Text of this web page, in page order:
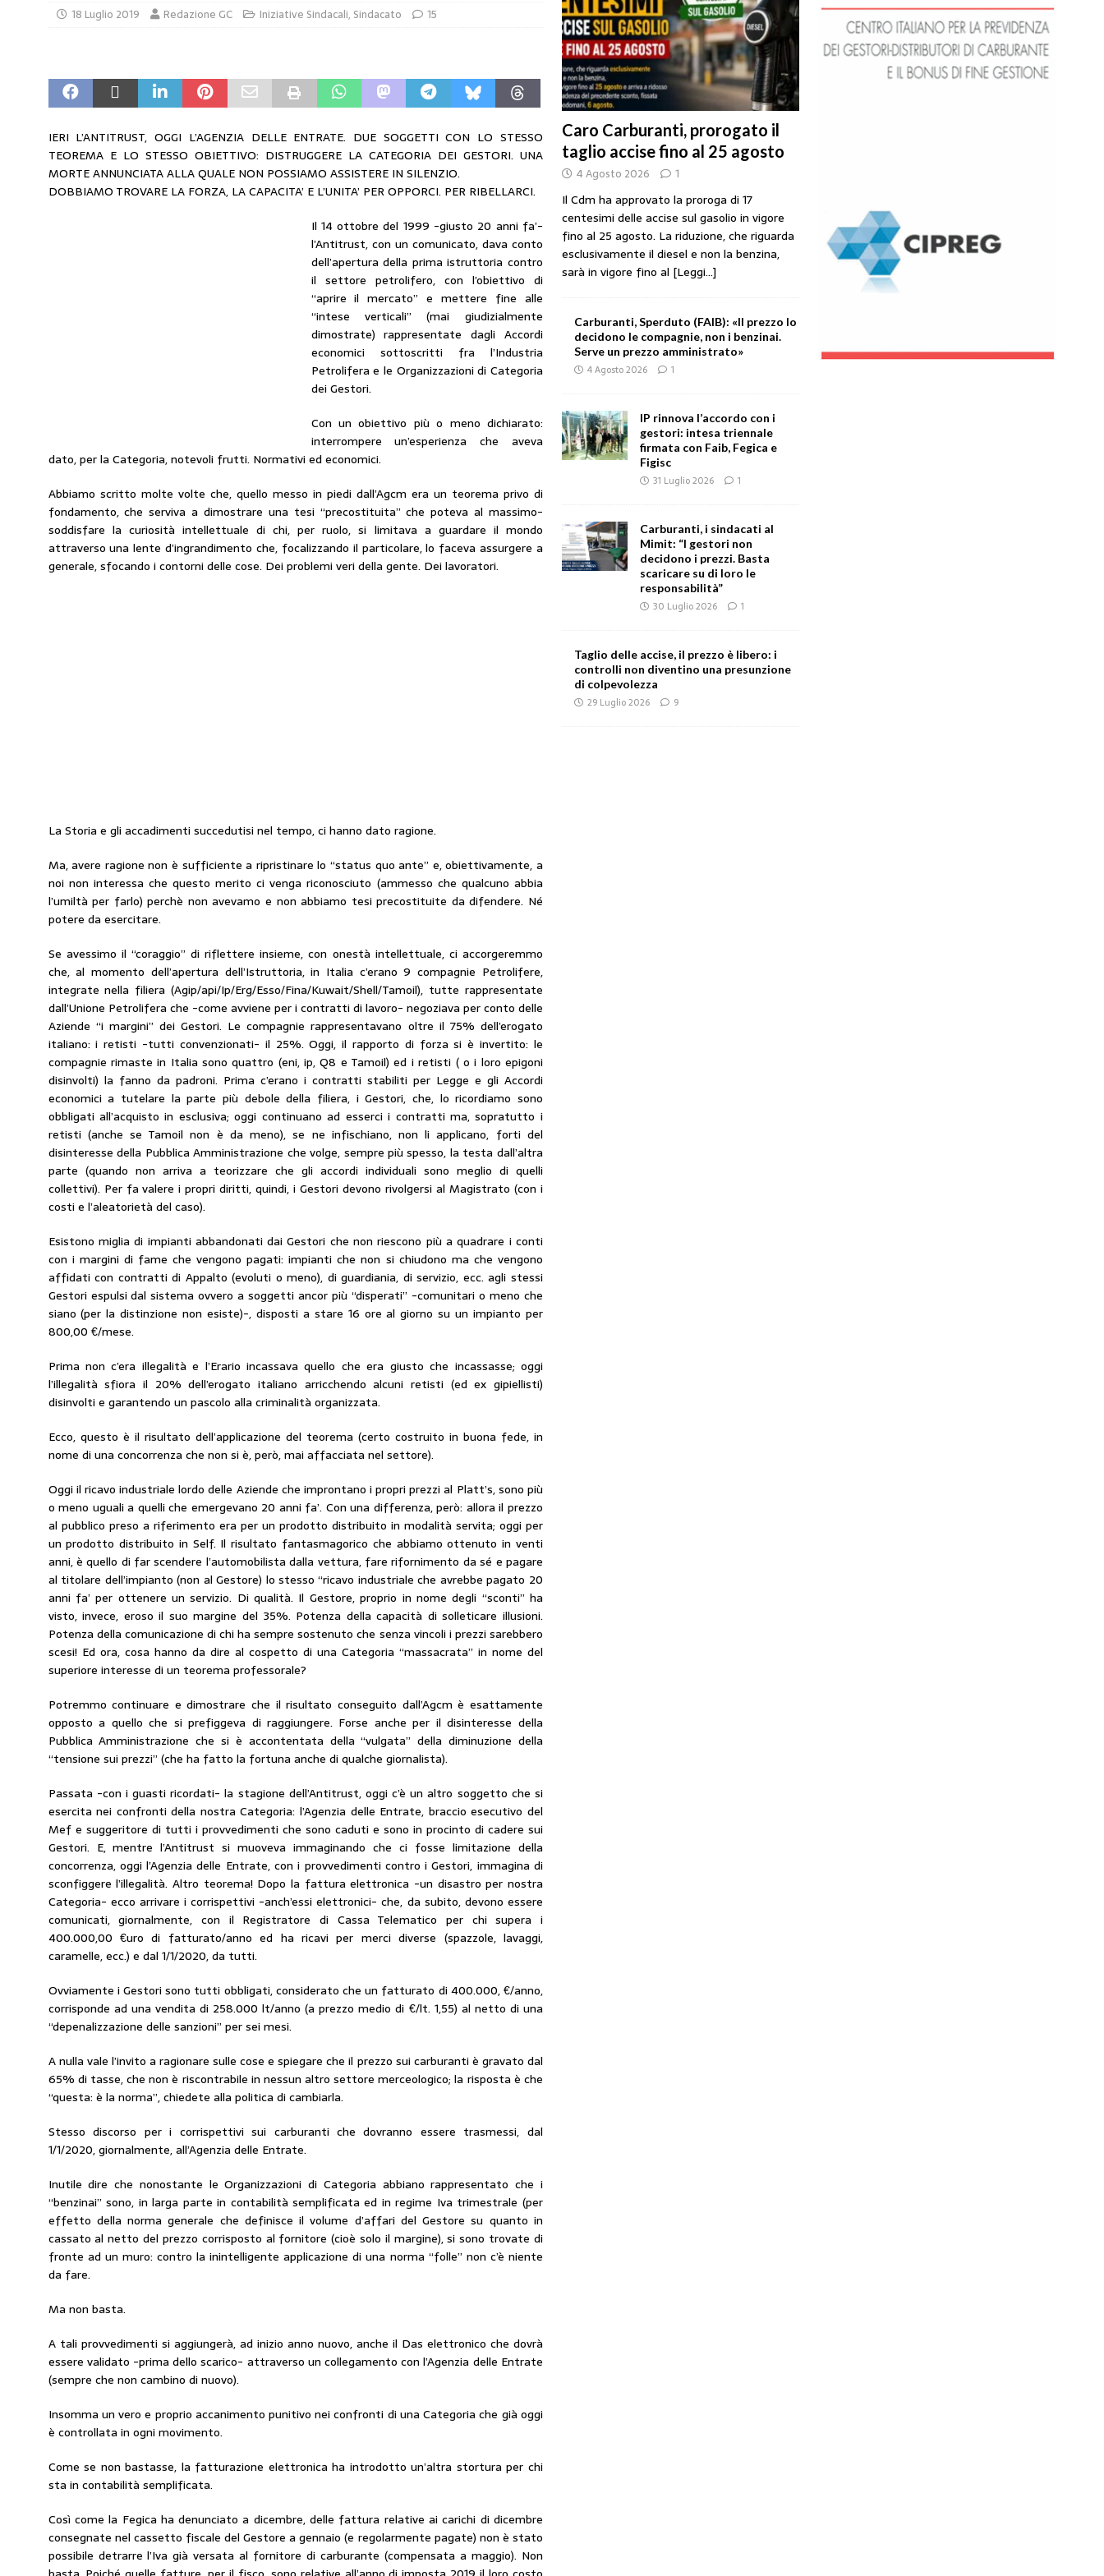
responsabilità”
COMUNICATI STAMPA
Taglio delle accise, il prezzo è libero: i controlli non diventino una presunzione di colpevolezza
[ 29 Luglio 2026 ]
Enilive accelera gli utili: profitti più che raddoppiati mentre cresce la rete carburanti
COMPAGNIE
[ 27 Luglio 2026 ]
Taglio accise, il Cdm approva il decreto: sconto di 17 centesimi solo sul diesel fino al 6 agosto
MERCATO PREZZI CARBURANTI
“Da ‘Qui ci puoi fare anche benzina’ a ‘Qui la benzina non c’è’: l’emergenza approvvigionamenti
EDITORIALI
18 Luglio 2019 Redazione GC Iniziative Sindacali, Sindacato 15
IERI L’ANTITRUST, OGGI L’AGENZIA DELLE ENTRATE. DUE SOGGETTI CON LO STESSO
TEOREMA E LO STESSO OBIETTIVO: DISTRUGGERE LA CATEGORIA DEI GESTORI. UNA
MORTE ANNUNCIATA ALLA QUALE NON POSSIAMO ASSISTERE IN SILENZIO.
DOBBIAMO TROVARE LA FORZA, LA CAPACITA’ E L’UNITA’ PER OPPORCI. PER RIBELLARCI.
Il 14 ottobre del 1999 -giusto 20 anni fa’-
l’Antitrust, con un comunicato, dava conto
dell’apertura della prima istruttoria contro
il settore petrolifero, con l’obiettivo di
“aprire il mercato” e mettere fine alle
“intese verticali” (mai giudizialmente
dimostrate) rappresentate dagli Accordi
economici sottoscritti fra l’Industria
Petrolifera e le Organizzazioni di Categoria
dei Gestori.
Con un obiettivo più o meno dichiarato:
interrompere un’esperienza che aveva
dato, per la Categoria, notevoli frutti. Normativi ed economici.
Abbiamo scritto molte volte che, quello messo in piedi dall’Agcm era un teorema privo di
fondamento, che serviva a dimostrare una tesi “precostituita” che poteva al massimo-
soddisfare la curiosità intellettuale di chi, per ruolo, si limitava a guardare il mondo
attraverso una lente d’ingrandimento che, focalizzando il particolare, lo faceva assurgere a
generale, sfocando i contorni delle cose. Dei problemi veri della gente. Dei lavoratori.
La Storia e gli accadimenti succedutisi nel tempo, ci hanno dato ragione.
Ma, avere ragione non è sufficiente a ripristinare lo “status quo ante” e, obiettivamente, a
noi non interessa che questo merito ci venga riconosciuto (ammesso che qualcuno abbia
l’umiltà per farlo) perchè non avevamo e non abbiamo tesi precostituite da difendere. Né
potere da esercitare.
Se avessimo il “coraggio” di riflettere insieme, con onestà intellettuale, ci accorgeremmo
che, al momento dell’apertura dell’Istruttoria, in Italia c’erano 9 compagnie Petrolifere,
integrate nella filiera (Agip/api/Ip/Erg/Esso/Fina/Kuwait/Shell/Tamoil), tutte rappresentate
dall’Unione Petrolifera che -come avviene per i contratti di lavoro- negoziava per conto delle
Aziende “i margini” dei Gestori. Le compagnie rappresentavano oltre il 75% dell’erogato
italiano: i retisti -tutti convenzionati- il 25%. Oggi, il rapporto di forza si è invertito: le
compagnie rimaste in Italia sono quattro (eni, ip, Q8 e Tamoil) ed i retisti ( o i loro epigoni
disinvolti) la fanno da padroni. Prima c’erano i contratti stabiliti per Legge e gli Accordi
economici a tutelare la parte più debole della filiera, i Gestori, che, lo ricordiamo sono
obbligati all’acquisto in esclusiva; oggi continuano ad esserci i contratti ma, sopratutto i
retisti (anche se Tamoil non è da meno), se ne infischiano, non li applicano, forti del
disinteresse della Pubblica Amministrazione che volge, sempre più spesso, la testa dall’altra
parte (quando non arriva a teorizzare che gli accordi individuali sono meglio di quelli
collettivi). Per fa valere i propri diritti, quindi, i Gestori devono rivolgersi al Magistrato (con i
costi e l’aleatorietà del caso).
Esistono miglia di impianti abbandonati dai Gestori che non riescono più a quadrare i conti
con i margini di fame che vengono pagati: impianti che non si chiudono ma che vengono
affidati con contratti di Appalto (evoluti o meno), di guardiania, di servizio, ecc. agli stessi
Gestori espulsi dal sistema ovvero a soggetti ancor più “disperati” -comunitari o meno che
siano (per la distinzione non esiste)-, disposti a stare 16 ore al giorno su un impianto per
800,00 €/mese.
Prima non c’era illegalità e l’Erario incassava quello che era giusto che incassasse; oggi
l’illegalità sfiora il 20% dell’erogato italiano arricchendo alcuni retisti (ed ex gipiellisti)
disinvolti e garantendo un pascolo alla criminalità organizzata.
Ecco, questo è il risultato dell’applicazione del teorema (certo costruito in buona fede, in
nome di una concorrenza che non si è, però, mai affacciata nel settore).
Oggi il ricavo industriale lordo delle Aziende che improntano i propri prezzi al Platt’s, sono più
o meno uguali a quelli che emergevano 20 anni fa’. Con una differenza, però: allora il prezzo
al pubblico preso a riferimento era per un prodotto distribuito in modalità servita; oggi per
un prodotto distribuito in Self. Il risultato fantasmagorico che abbiamo ottenuto in venti
anni, è quello di far scendere l’automobilista dalla vettura, fare rifornimento da sé e pagare
al titolare dell’impianto (non al Gestore) lo stesso “ricavo industriale che avrebbe pagato 20
anni fa’ per ottenere un servizio. Di qualità. Il Gestore, proprio in nome degli “sconti” ha
visto, invece, eroso il suo margine del 35%. Potenza della capacità di solleticare illusioni.
Potenza della comunicazione di chi ha sempre sostenuto che senza vincoli i prezzi sarebbero
scesi! Ed ora, cosa hanno da dire al cospetto di una Categoria “massacrata” in nome del
superiore interesse di un teorema professorale?
Potremmo continuare e dimostrare che il risultato conseguito dall’Agcm è esattamente
opposto a quello che si prefiggeva di raggiungere. Forse anche per il disinteresse della
Pubblica Amministrazione che si è accontentata della “vulgata” della diminuzione della
“tensione sui prezzi” (che ha fatto la fortuna anche di qualche giornalista).
Passata -con i guasti ricordati- la stagione dell’Antitrust, oggi c’è un altro soggetto che si
esercita nei confronti della nostra Categoria: l’Agenzia delle Entrate, braccio esecutivo del
Mef e suggeritore di tutti i provvedimenti che sono caduti e sono in procinto di cadere sui
Gestori. E, mentre l’Antitrust si muoveva immaginando che ci fosse limitazione della
concorrenza, oggi l’Agenzia delle Entrate, con i provvedimenti contro i Gestori, immagina di
sconfiggere l’illegalità. Altro teorema! Dopo la fattura elettronica -un disastro per nostra
Categoria- ecco arrivare i corrispettivi -anch’essi elettronici- che, da subito, devono essere
comunicati, giornalmente, con il Registratore di Cassa Telematico per chi supera i
400.000,00 €uro di fatturato/anno ed ha ricavi per merci diverse (spazzole, lavaggi,
caramelle, ecc.) e dal 1/1/2020, da tutti.
Ovviamente i Gestori sono tutti obbligati, considerato che un fatturato di 400.000, €/anno,
corrisponde ad una vendita di 258.000 lt/anno (a prezzo medio di €/lt. 1,55) al netto di una
“depenalizzazione delle sanzioni” per sei mesi.
A nulla vale l’invito a ragionare sulle cose e spiegare che il prezzo sui carburanti è gravato dal
65% di tasse, che non è riscontrabile in nessun altro settore merceologico; la risposta è che
“questa: è la norma”, chiedete alla politica di cambiarla.
Stesso discorso per i corrispettivi sui carburanti che dovranno essere trasmessi, dal
1/1/2020, giornalmente, all’Agenzia delle Entrate.
Inutile dire che nonostante le Organizzazioni di Categoria abbiano rappresentato che i
“benzinai” sono, in larga parte in contabilità semplificata ed in regime Iva trimestrale (per
effetto della norma generale che definisce il volume d’affari del Gestore su quanto in
cassato al netto del prezzo corrisposto al fornitore (cioè solo il margine), si sono trovate di
fronte ad un muro: contro la inintelligente applicazione di una norma “folle” non c’è niente
da fare.
Ma non basta.
A tali provvedimenti si aggiungerà, ad inizio anno nuovo, anche il Das elettronico che dovrà
essere validato -prima dello scarico- attraverso un collegamento con l’Agenzia delle Entrate
(sempre che non cambino di nuovo).
Insomma un vero e proprio accanimento punitivo nei confronti di una Categoria che già oggi
è controllata in ogni movimento.
Come se non bastasse, la fatturazione elettronica ha introdotto un’altra stortura per chi
sta in contabilità semplificata.
Così come la Fegica ha denunciato a dicembre, delle fattura relative ai carichi di dicembre
consegnate nel cassetto fiscale del Gestore a gennaio (e regolarmente pagate) non è stato
possibile detrarre l’Iva già versata al fornitore di carburante (compensata a maggio). Non
Caro Carburanti, prorogato il
taglio accise fino al 25 agosto
4 Agosto 2026 1
Il Cdm ha approvato la proroga di 17
centesimi delle accise sul gasolio in vigore
fino al 25 agosto. La riduzione, che riguarda
esclusivamente il diesel e non la benzina,
sarà in vigore fino al [Leggi...]
Carburanti, Sperduto (FAIB): «Il prezzo lo
decidono le compagnie, non i benzinai.
Serve un prezzo amministrato»
4 Agosto 2026 1
IP rinnova l’accordo con i
gestori: intesa triennale
firmata con Faib, Fegica e
Figisc
31 Luglio 2026 1
Carburanti, i sindacati al
Mimit: “I gestori non
decidono i prezzi. Basta
scaricare su di loro le
responsabilità”
30 Luglio 2026 1
Taglio delle accise, il prezzo è libero: i
controlli non diventino una presunzione
di colpevolezza
29 Luglio 2026 9